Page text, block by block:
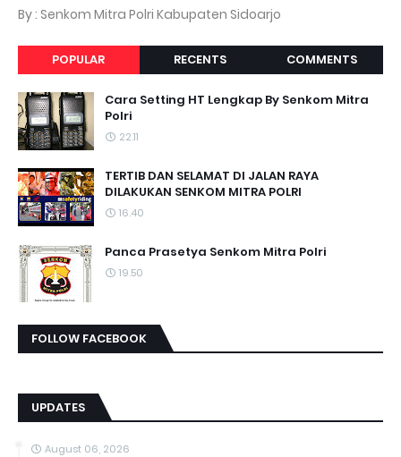
By : Senkom Mitra Polri Kabupaten Sidoarjo
POPULAR RECENTS COMMENTS
Cara Setting HT Lengkap By Senkom Mitra
Polri
22.11
TERTIB DAN SELAMAT DI JALAN RAYA
DILAKUKAN SENKOM MITRA POLRI
16.40
Panca Prasetya Senkom Mitra Polri
19.50
FOLLOW FACEBOOK
UPDATES
August 06, 2026